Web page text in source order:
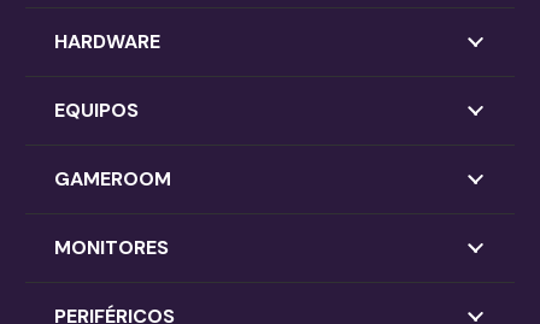
HARDWARE
EQUIPOS
GAMEROOM
MONITORES
PERIFÉRICOS